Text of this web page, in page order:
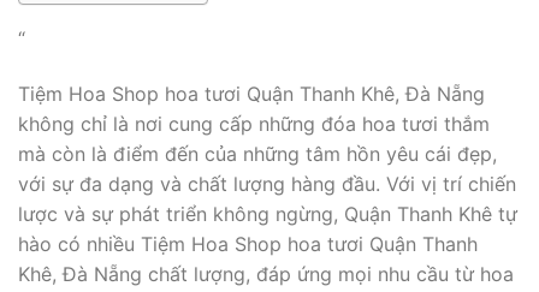
“
Tiệm Hoa Shop hoa tươi Quận Thanh Khê, Đà Nẵng
không chỉ là nơi cung cấp những đóa hoa tươi thắm
mà còn là điểm đến của những tâm hồn yêu cái đẹp,
với sự đa dạng và chất lượng hàng đầu. Với vị trí chiến
lược và sự phát triển không ngừng, Quận Thanh Khê tự
hào có nhiều Tiệm Hoa Shop hoa tươi Quận Thanh
Khê, Đà Nẵng chất lượng, đáp ứng mọi nhu cầu từ hoa